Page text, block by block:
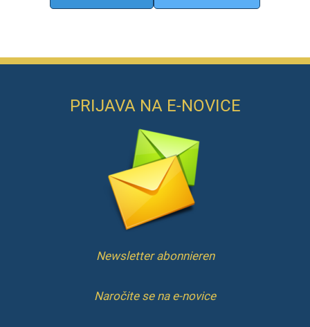
PRIJAVA NA E-NOVICE
Newsletter abonnieren
Naročite se na e-novice